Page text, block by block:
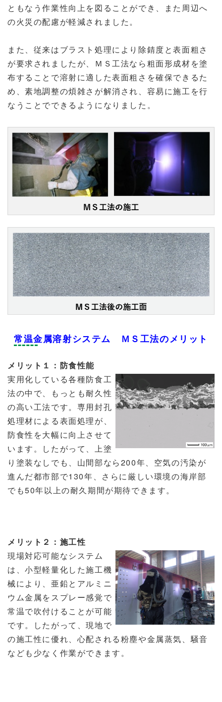
ともなう作業性向上を図ることができ、また周辺へ
の火災の配慮が軽減されました。
また、従来はブラスト処理により除錆度と表面粗さ
が要求されましたが、ＭＳ工法なら粗面形成材を塗
布することで溶射に適した表面粗さを確保できるた
め、素地調整の煩雑さが解消され、容易に施工を行
なうことでできるようになりました。
常温金属溶射システム ＭＳ工法のメリット
メリット１：防食性能
実用化している各種防食工
法の中で、もっとも耐久性
の高い工法です。専用封孔
処理材による表面処理が、
防食性を大幅に向上させて
います。したがって、上塗
り塗装なしでも、山間部なら200年、空気の汚染が
進んだ都市部で130年、さらに厳しい環境の海岸部
でも50年以上の耐久期間が期待できます。
メリット２：施工性
現場対応可能なシステム
は、小型軽量化した施工機
械により、亜鉛とアルミニ
ウム金属をスプレー感覚で
常温で吹付けることが可能
です。したがって、現地で
の施工性に優れ、心配される粉塵や金属蒸気、騒音
なども少なく作業ができます。